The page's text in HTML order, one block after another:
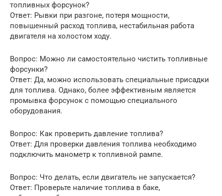
топливных форсунок?
Ответ: Рывки при разгоне, потеря мощности,
повышенный расход топлива, нестабильная работа
двигателя на холостом ходу.
Вопрос: Можно ли самостоятельно чистить топливные
форсунки?
Ответ: Да, можно использовать специальные присадки
для топлива. Однако, более эффективным является
промывка форсунок с помощью специального
оборудования.
Вопрос: Как проверить давление топлива?
Ответ: Для проверки давления топлива необходимо
подключить манометр к топливной рампе.
Вопрос: Что делать, если двигатель не запускается?
Ответ: Проверьте наличие топлива в баке,